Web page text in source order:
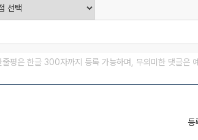
평은 한글 300자까지 등록 가능하며, 무의미한 댓글은
등